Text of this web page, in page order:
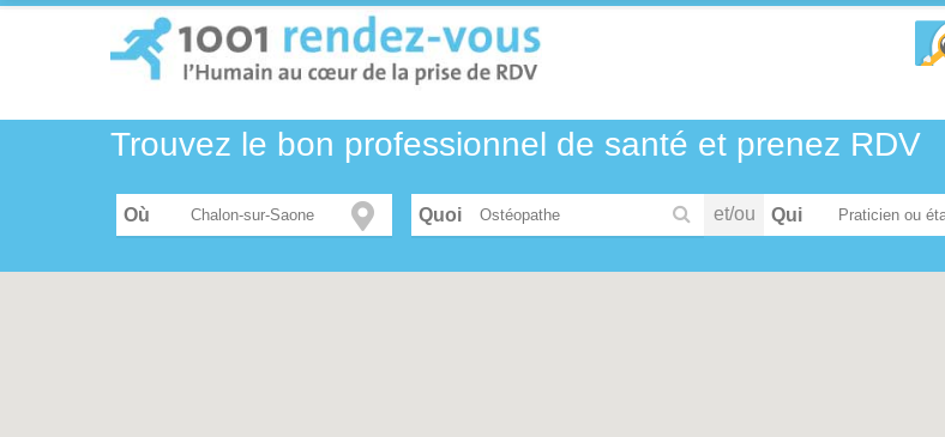
Trouvez le bon professionnel de santé et prenez RDV
Où Ostéopathe et/ou Qui